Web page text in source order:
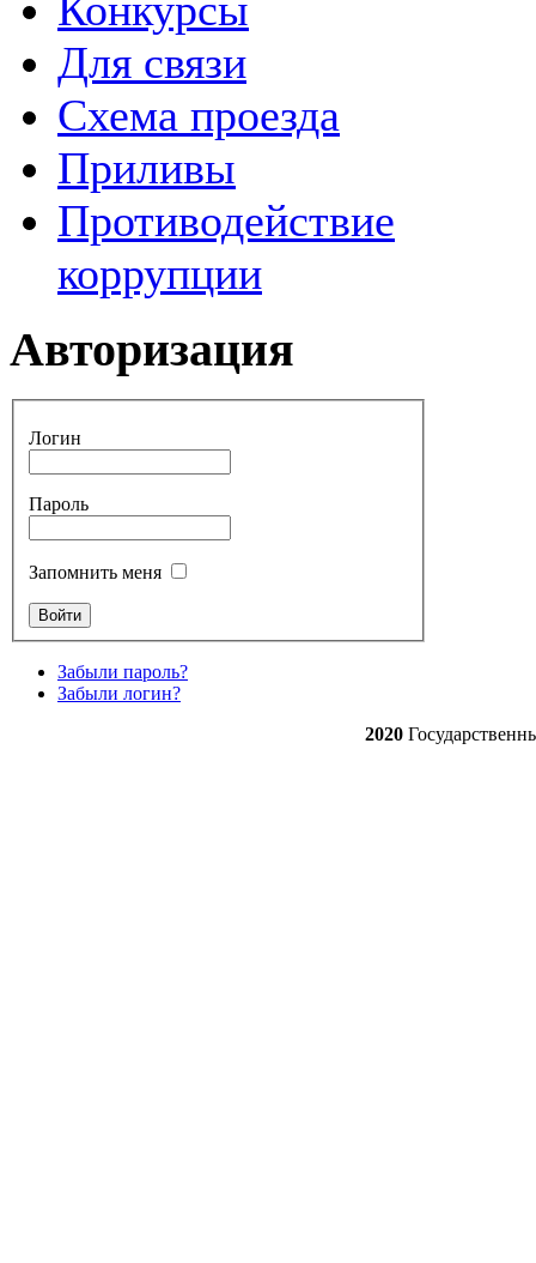
Для связи
Схема проезда
Приливы
Противодействие
коррупции
Авторизация
Логин
Пароль
Запомнить меня
Забыли пароль?
Забыли логин?
2020